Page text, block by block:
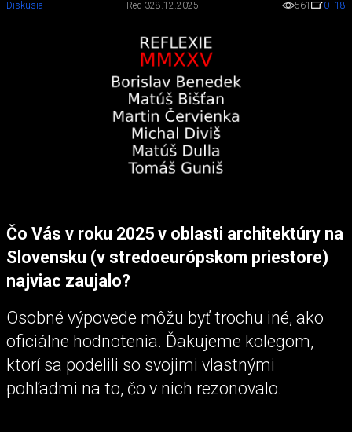
Diskusia Red 328.12.2025 561 0+18
Čo Vás v roku 2025 v oblasti architektúry na
Slovensku (v stredoeurópskom priestore)
najviac zaujalo?
Osobné výpovede môžu byť trochu iné, ako
oficiálne hodnotenia. Ďakujeme kolegom,
ktorí sa podelili so svojimi vlastnými
pohľadmi na to, čo v nich rezonovalo.